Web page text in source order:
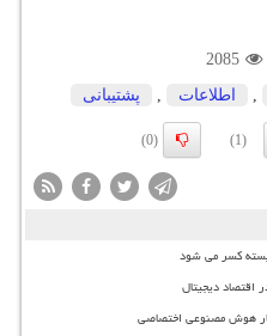
2085
, اطلاعات , پشتیبانی
(1)
(0)
بسته کسر می شود
اقتصاد دیجیتال
هوش مصنوعی اختصاصی